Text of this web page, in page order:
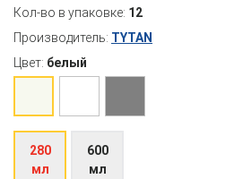
Кол-во в упаковке: 12
Производитель: TYTAN
Цвет: белый
280
мл
600
мл